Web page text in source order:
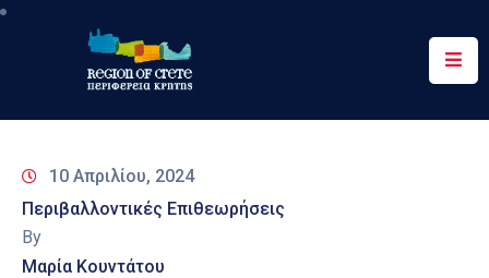
Περιφέρεια
&
Δράσεις
10 Απριλίου, 2024
Περιβαλλοντικές Επιθεωρήσεις
By
Μαρία Κουντάτου